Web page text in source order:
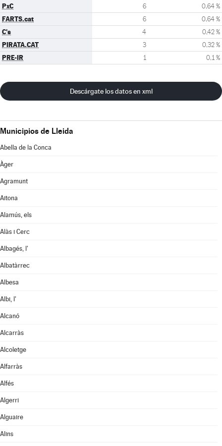
PxC 6 0,64 %
FARTS.cat 6 0,64 %
C's 4 0,42 %
PIRATA.CAT 3 0,32 %
PRE-IR 1 0,1 %
Descárgate los datos en xml
Municipios de Lleida
Abella de la Conca
Àger
Agramunt
Aitona
Alamús, els
Alàs i Cerc
Albagés, l'
Albatàrrec
Albesa
Albi, l'
Alcanó
Alcarràs
Alcoletge
Alfarràs
Alfés
Algerri
Alguaire
Alins